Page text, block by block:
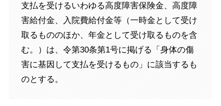
支払を受けるいわゆる高度障害保険金、高度障
害給付金、入院費給付金等（一時金として受け
取るもののほか、年金として受け取るものを含
む。）は、令第30条第1号に掲げる「身体の傷
害に基因して支払を受けるもの」に該当するも
のとする。